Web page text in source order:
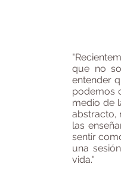
que no
entender
podemos
medio de
abstracto,
las
sentir
una
vida."